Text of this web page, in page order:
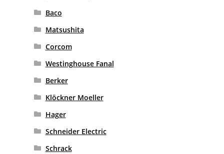
Baco
Matsushita
Corcom
Westinghouse Fanal
Berker
Klöckner Moeller
Hager
Schneider Electric
Schrack